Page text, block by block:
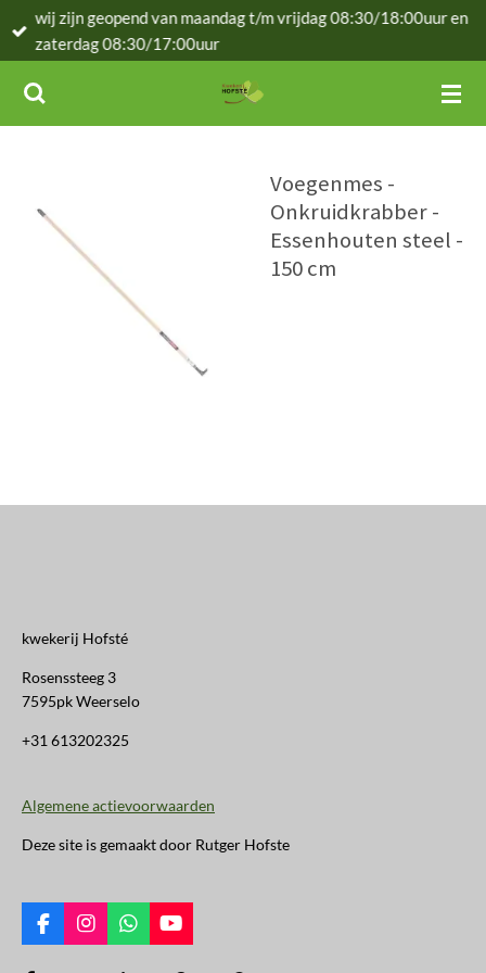
Ga
direct
de
hoofdinhoud
wij zijn geopend van maandag t/m vrijdag 08:30/18:00uur en
zaterdag 08:30/17:00uur
Voegenmes -
Onkruidkrabber -
Essenhouten steel -
150 cm
kwekerij Hofsté
Rosenssteeg 3
7595pk Weerselo
+31 613202325
Algemene actievoorwaarden
Deze site is gemaakt door Rutger Hofste
F
a
I
n
W
h
Y
o